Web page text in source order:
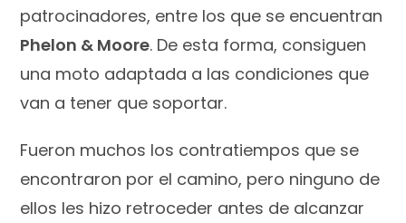
patrocinadores, entre los que se encuentran
Phelon & Moore. De esta forma, consiguen
una moto adaptada a las condiciones que
van a tener que soportar.
Fueron muchos los contratiempos que se
encontraron por el camino, pero ninguno de
ellos les hizo retroceder antes de alcanzar